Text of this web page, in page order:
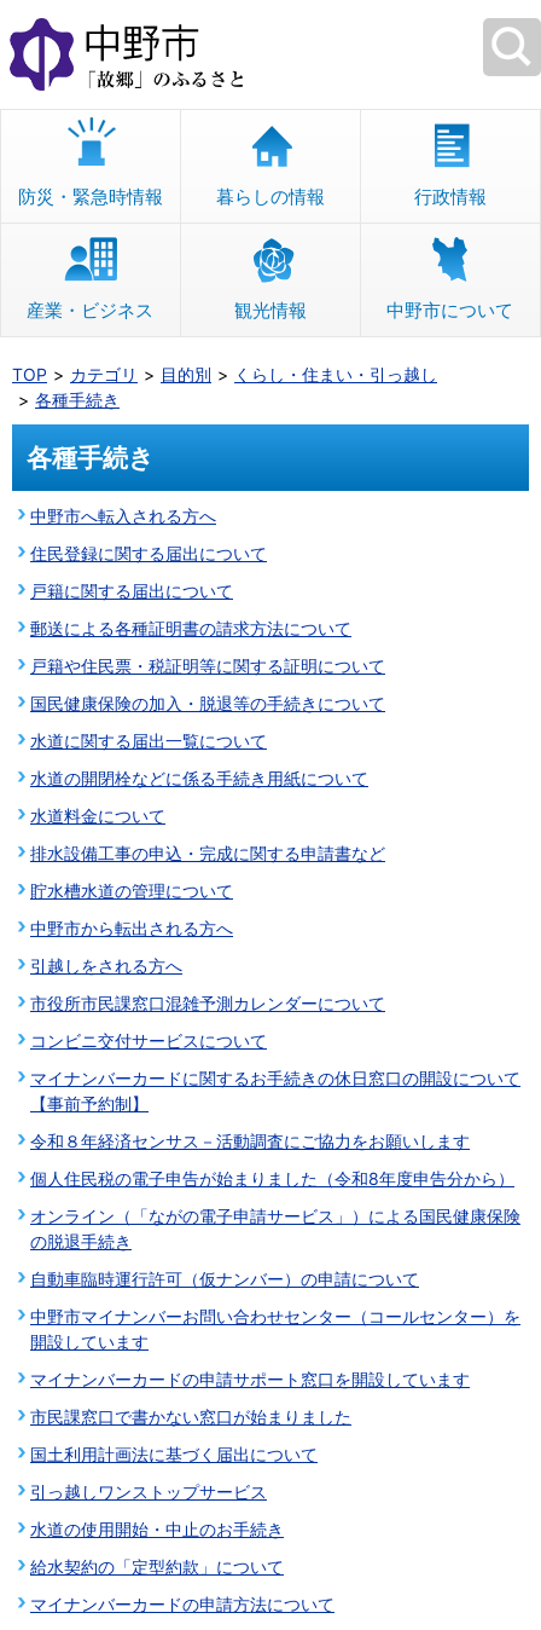
本
文
へ
移
防災・緊急時情報 暮らしの情報 行政情報
産業・ビジネス 観光情報 中野市について
TOP カテゴリ 目的別
くらし・住まい・引っ越し
各種手続き
各種手続き
中野市へ転入される方へ
住民登録に関する届出について
戸籍に関する届出について
郵送による各種証明書の請求方法について
戸籍や住民票・税証明等に関する証明について
国民健康保険の加入・脱退等の手続きについて
水道に関する届出一覧について
水道の開閉栓などに係る手続き用紙について
水道料金について
排水設備工事の申込・完成に関する申請書など
貯水槽水道の管理について
中野市から転出される方へ
引越しをされる方へ
市役所市民課窓口混雑予測カレンダーについて
コンビニ交付サービスについて
マイナンバーカードに関するお手続きの休日窓口の開設について
【事前予約制】
令和８年経済センサス－活動調査にご協力をお願いします
個人住民税の電子申告が始まりました（令和8年度申告分から）
オンライン（「ながの電子申請サービス」）による国民健康保険
の脱退手続き
自動車臨時運行許可（仮ナンバー）の申請について
中野市マイナンバーお問い合わせセンター（コールセンター）を
開設しています
マイナンバーカードの申請サポート窓口を開設しています
市民課窓口で書かない窓口が始まりました
国土利用計画法に基づく届出について
引っ越しワンストップサービス
水道の使用開始・中止のお手続き
給水契約の「定型約款」について
マイナンバーカードの申請方法について